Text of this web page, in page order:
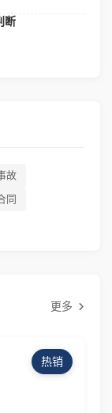
断
故
同
更多
热销